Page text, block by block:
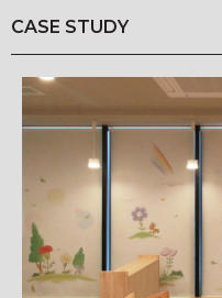
可能性アートプロジェクト
Landscapes
Illustrated Story
CASE STUDY